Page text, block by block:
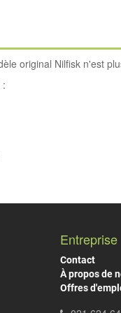
original Nilfisk n'est
:
Entreprise
Contact
À propos de
Offres